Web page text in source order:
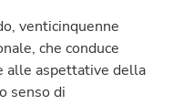
venticinquenne
che conduce
alle aspettative della
senso di